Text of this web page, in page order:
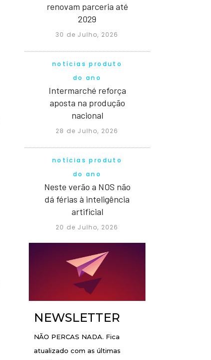
renovam parceria até
2029
30 de Julho, 2026
notícias produto
do ano
Intermarché reforça
aposta na produção
nacional
28 de Julho, 2026
notícias produto
do ano
Neste verão a NOS não
dá férias à inteligência
artificial
20 de Julho, 2026
NEWSLETTER
NÃO PERCAS NADA. Fica
atualizado com as últimas